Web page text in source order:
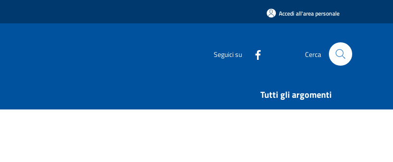
Accedi all'area personale
Seguici su Cerca
Tutti gli argomenti